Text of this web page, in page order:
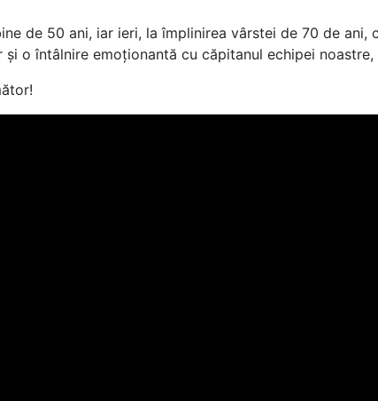
de 50 ani, iar ieri, la împlinirea vârstei de 70 de
o întâlnire emoționantă cu căpitanul echipei noastre,